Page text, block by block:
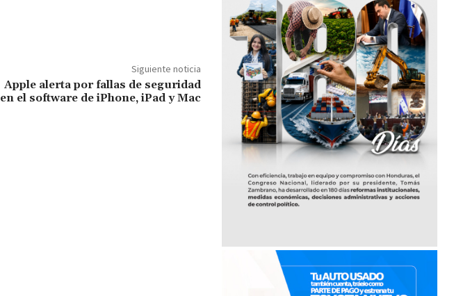
Siguiente noticia
Apple alerta por fallas de seguridad
en el software de iPhone, iPad y Mac